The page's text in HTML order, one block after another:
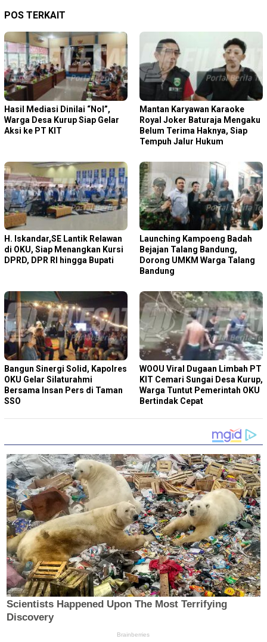
POS TERKAIT
Hasil Mediasi Dinilai “Nol”,
Warga Desa Kurup Siap Gelar
Aksi ke PT KIT
Mantan Karyawan Karaoke
Royal Joker Baturaja Mengaku
Belum Terima Haknya, Siap
Tempuh Jalur Hukum
H. Iskandar,SE Lantik Relawan
di OKU, Siap Menangkan Kursi
DPRD, DPR RI hingga Bupati
Launching Kampoeng Badah
Bejajan Talang Bandung,
Dorong UMKM Warga Talang
Bandung
Bangun Sinergi Solid, Kapolres
OKU Gelar Silaturahmi
Bersama Insan Pers di Taman
SSO
WOOU Viral Dugaan Limbah PT
KIT Cemari Sungai Desa Kurup,
Warga Tuntut Pemerintah OKU
Bertindak Cepat